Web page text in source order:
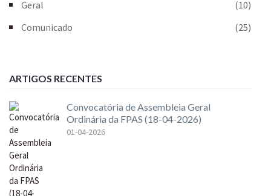
Geral
(10)
Comunicado
(25)
ARTIGOS RECENTES
Convocatória de Assembleia Geral
Ordinária da FPAS (18-04-2026)
01-04-2026